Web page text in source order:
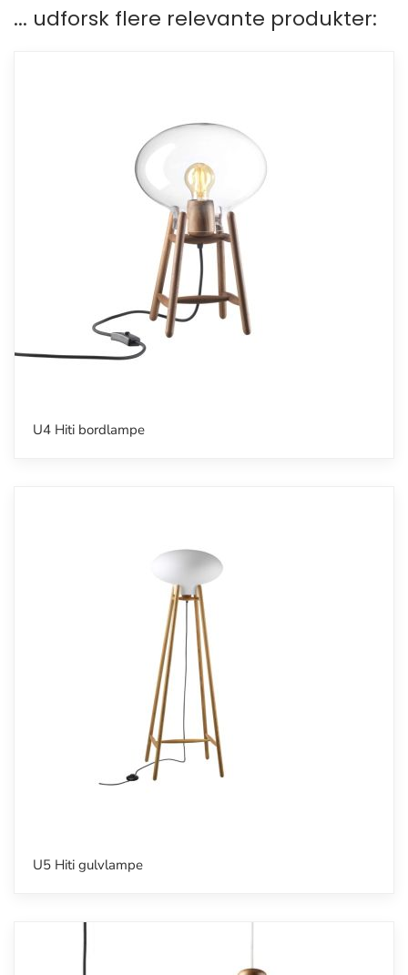
... udforsk flere relevante produkter:
U4 Hiti bordlampe
U5 Hiti gulvlampe